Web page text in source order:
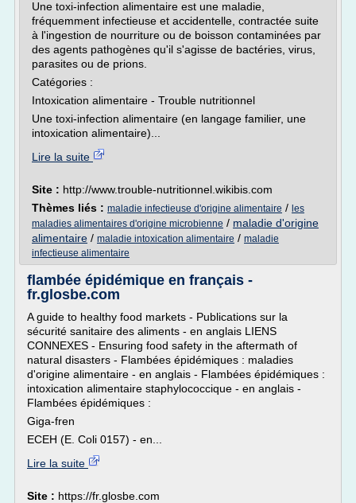
Une toxi-infection alimentaire est une maladie,
fréquemment infectieuse et accidentelle, contractée suite
à l'ingestion de nourriture ou de boisson contaminées par
des agents pathogènes qu'il s'agisse de bactéries, virus,
parasites ou de prions.
Catégories :
Intoxication alimentaire - Trouble nutritionnel
Une toxi-infection alimentaire (en langage familier, une
intoxication alimentaire)...
Lire la suite
Site : http://www.trouble-nutritionnel.wikibis.com
Thèmes liés : maladie infectieuse d'origine alimentaire / les
maladies alimentaires d'origine microbienne / maladie d'origine
alimentaire / maladie intoxication alimentaire / maladie
infectieuse alimentaire
flambée épidémique en français -
fr.glosbe.com
A guide to healthy food markets - Publications sur la
sécurité sanitaire des aliments - en anglais LIENS
CONNEXES - Ensuring food safety in the aftermath of
natural disasters - Flambées épidémiques : maladies
d'origine alimentaire - en anglais - Flambées épidémiques :
intoxication alimentaire staphylococcique - en anglais -
Flambées épidémiques :
Giga-fren
ECEH (E. Coli 0157) - en...
Lire la suite
Site : https://fr.glosbe.com